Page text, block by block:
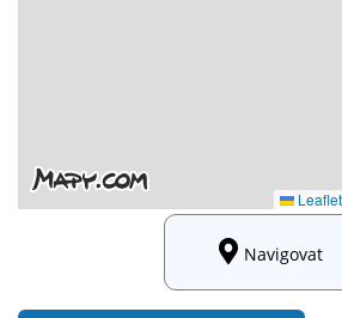
Navigovat